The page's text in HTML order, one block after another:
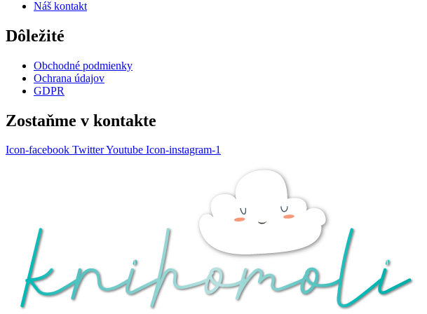
Náš kontakt
Dôležité
Obchodné podmienky
Ochrana údajov
GDPR
Zostaňme v kontakte
Icon-facebook TwitterYoutube Icon-instagram-1